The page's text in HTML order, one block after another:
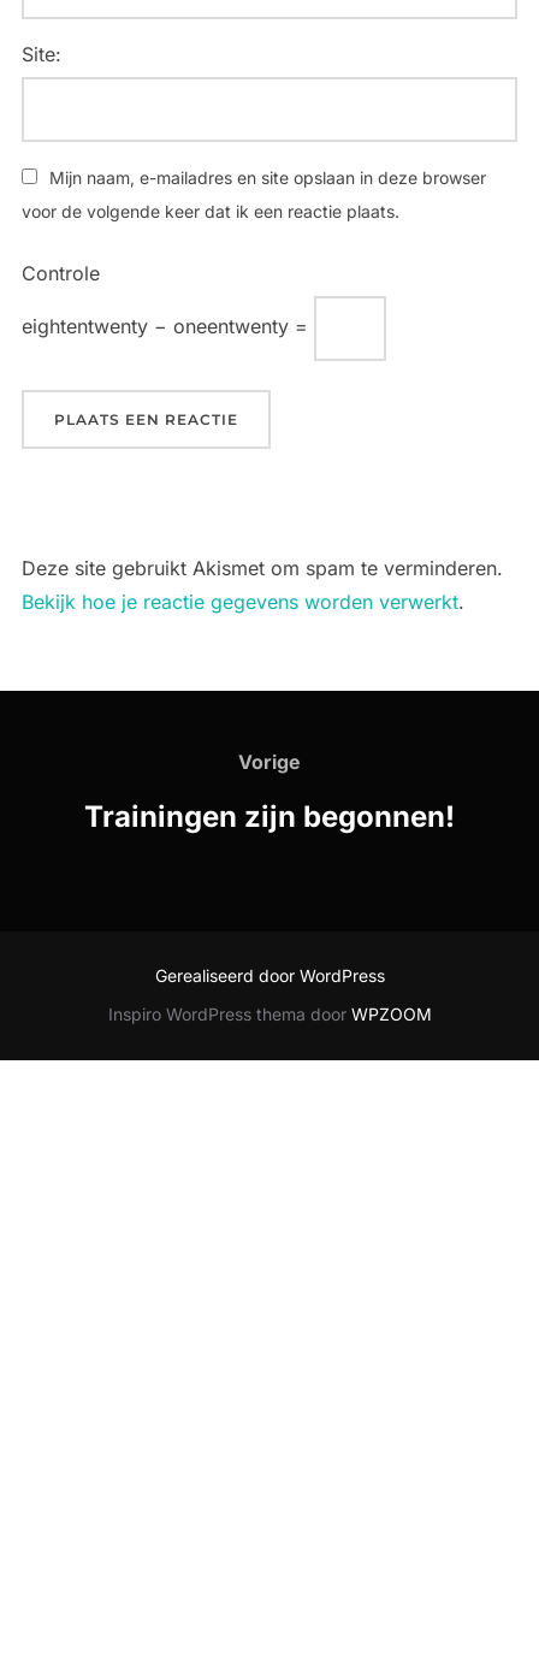
Site:
Mijn naam, e-mailadres en site opslaan in deze browser
voor de volgende keer dat ik een reactie plaats.
Controle
eightentwenty − oneentwenty =
Deze site gebruikt Akismet om spam te verminderen.
Bekijk hoe je reactie gegevens worden verwerkt.
Vorige
Vorige
Trainingen zijn begonnen!
Gerealiseerd door WordPress
Inspiro WordPress thema door WPZOOM